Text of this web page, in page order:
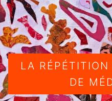
LA
DE